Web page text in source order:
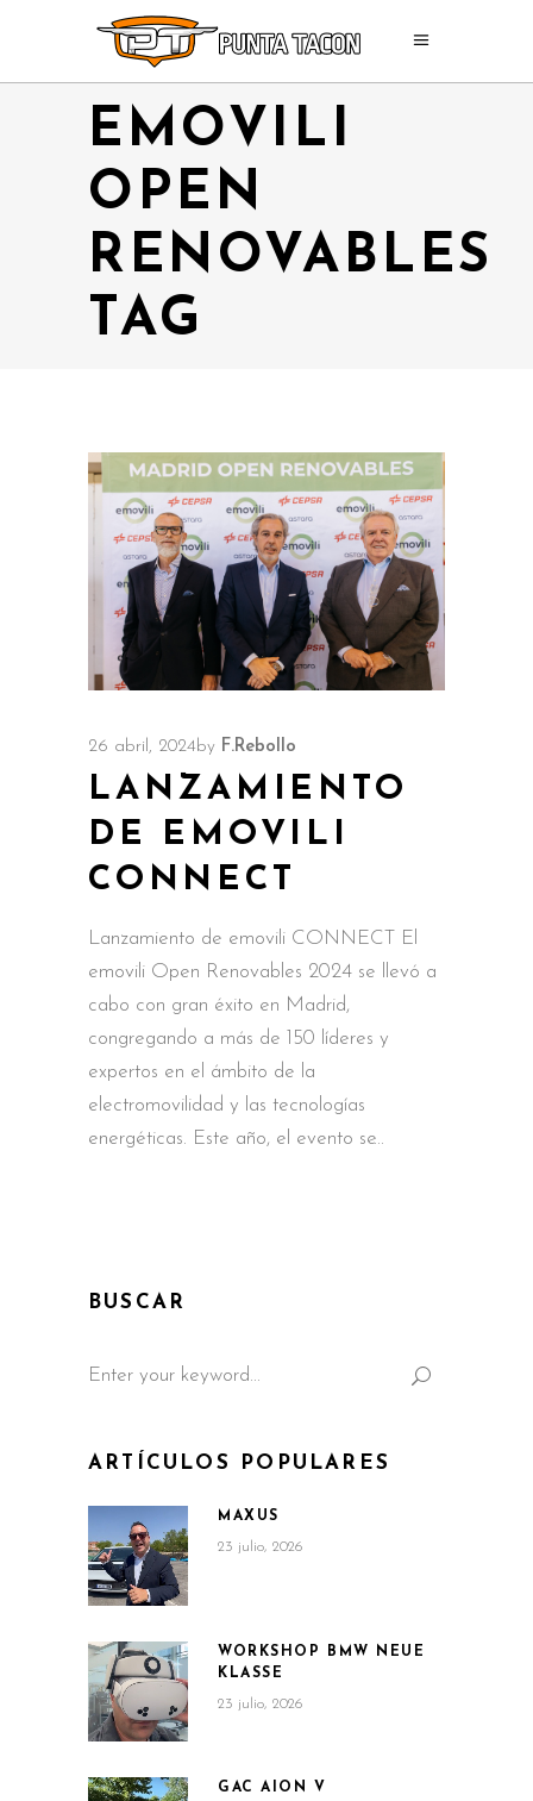
EMOVILI
OPEN
RENOVABLES
TAG
26 abril, 2024 by F.Rebollo
LANZAMIENTO
DE EMOVILI
CONNECT
Lanzamiento de emovili CONNECT El
emovili Open Renovables 2024 se llevó a
cabo con gran éxito en Madrid,
congregando a más de 150 líderes y
expertos en el ámbito de la
electromovilidad y las tecnologías
energéticas. Este año, el evento se
BUSCAR
for:
ARTÍCULOS POPULARES
MAXUS
23 julio, 2026
WORKSHOP BMW NEUE
KLASSE
23 julio, 2026
GAC AION V